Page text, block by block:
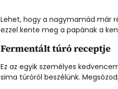
Lehet, hogy a nagymamád már
ezzel kente meg a papának a
Fermentált túró receptje
Ez az egyik személyes
sima túróról beszélünk.